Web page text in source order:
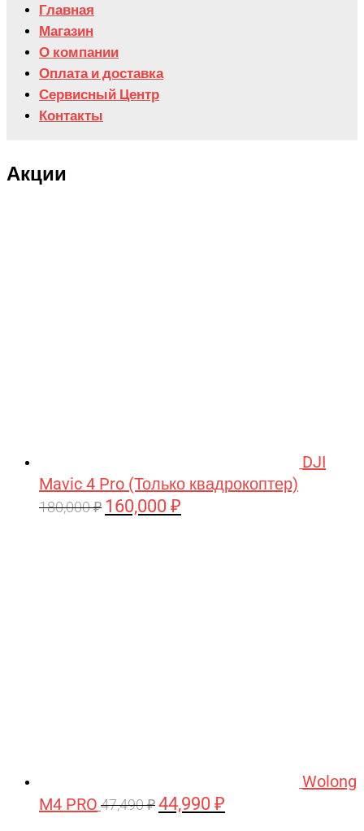
Главная
Магазин
О компании
Оплата и доставка
Сервисный Центр
Контакты
Акции
DJI
Mavic 4 Pro (Только квадрокоптер)
180,000₽ Первоначальная
160,000 ₽
Wolong
M4 PRO 47,490₽ Первоначальная
44,990 ₽